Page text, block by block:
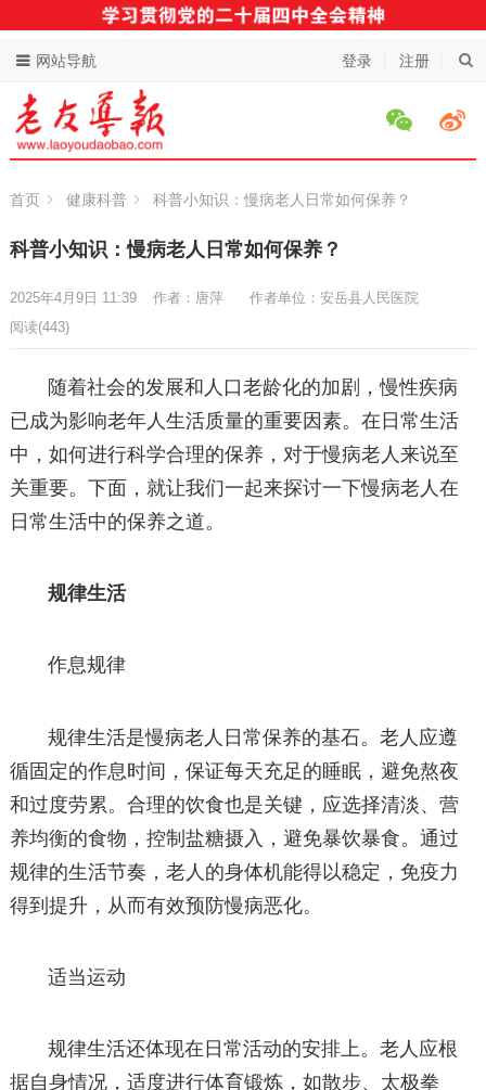
登录 注册
网站导航
首页 健康科普 科普小知识：慢病老人日常如何保养？
科普小知识：慢病老人日常如何保养？
作者：唐萍 作者单位：安岳县人民医院
2025年4月9日 11:39
阅读(443)
随着社会的发展和人口老龄化的加剧，慢性疾病
已成为影响老年人生活质量的重要因素。在日常生活
中，如何进行科学合理的保养，对于慢病老人来说至
关重要。下面，就让我们一起来探讨一下慢病老人在
日常生活中的保养之道。
规律生活
作息规律
规律生活是慢病老人日常保养的基石。老人应遵
循固定的作息时间，保证每天充足的睡眠，避免熬夜
和过度劳累。合理的饮食也是关键，应选择清淡、营
养均衡的食物，控制盐糖摄入，避免暴饮暴食。通过
规律的生活节奏，老人的身体机能得以稳定，免疫力
得到提升，从而有效预防慢病恶化。
适当运动
规律生活还体现在日常活动的安排上。老人应根
据自身情况，适度进行体育锻炼，如散步、太极拳